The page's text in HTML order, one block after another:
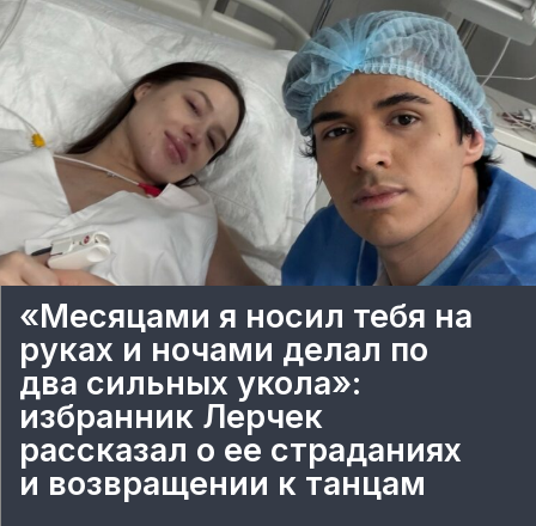
«Месяцами я носил тебя на
руках и ночами делал по
два сильных укола»:
избранник Лерчек
рассказал о ее страданиях
и возвращении к танцам